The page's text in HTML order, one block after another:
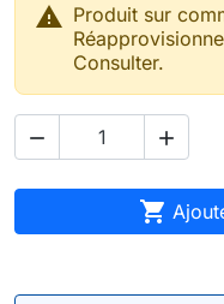
 Produit sur
Consulter.
 
